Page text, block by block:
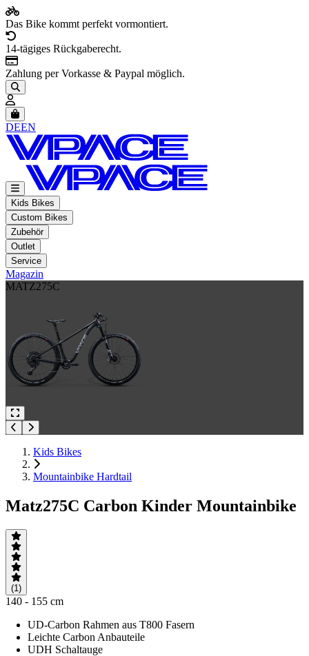
Das Bike kommt perfekt vormontiert.
14-tägiges Rückgaberecht.
Zahlung per Vorkasse & Paypal möglich.
Artikel im Warenkorb, Warenkorb anzeigen
DEEN
Kids Bikes
Custom Bikes
Zubehör
Outlet
Service
Magazin
MATZ275C
Kids Bikes
Mountainbike Hardtail
Matz275C Carbon Kinder Mountainbike
(1)
140 - 155 cm
UD-Carbon Rahmen aus T800 Fasern
Leichte Carbon Anbauteile
UDH Schaltauge